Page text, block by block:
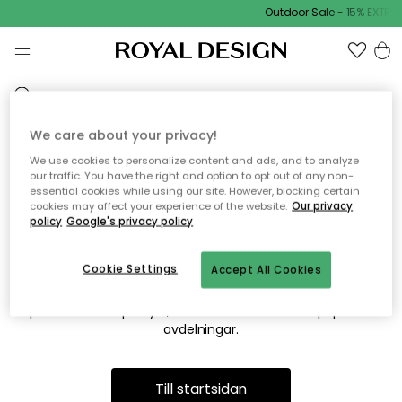
Outdoor Sale - 15%
Vi hittar tyvärr inte sidan du
söker
Detta kan bero på att sidan inte längre finns eller att den har
flyttats. Vi ber om ursäkt för besväret. I menyn ovan kan du
prova att söka på nytt, eller besöka en av våra populära
avdelningar.
Till startsidan
We care about your privacy!
We use cookies to personalize content and ads, and to analyze
our traffic. You have the right and option to opt out of any non-
essential cookies while using our site. However, blocking certain
cookies may affect your experience of the website. Our privacy
policy Google's privacy policy
Accept All Cookies
Cookie Settings